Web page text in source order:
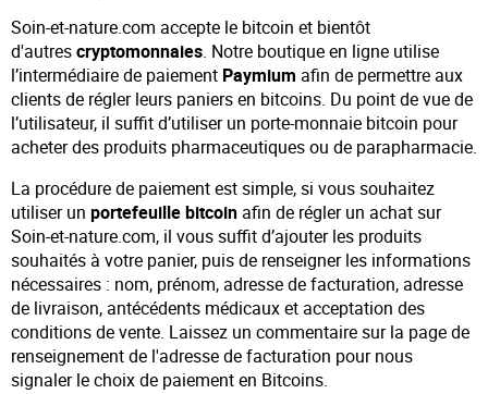
Soin-et-nature.com accepte le bitcoin et bientôt
d'autrescryptomonnaies. Notre boutique en ligne utilise
l’intermédiaire de paiement Paymium afin de permettre aux
clients de régler leurs paniers en bitcoins. Du point de vue de
l’utilisateur, il suffit d’utiliser un porte-monnaie bitcoin pour
acheter des produits pharmaceutiques ou de parapharmacie.
La procédure de paiement est simple, si vous souhaitez
utiliser un portefeuille bitcoin afin de régler un achat sur
Soin-et-nature.com, il vous suffit d’ajouter les produits
souhaités à votre panier, puis de renseigner les informations
nécessaires : nom, prénom, adresse de facturation, adresse
de livraison, antécédents médicaux et acceptation des
conditions de vente. Laissez un commentaire sur la page de
renseignement de l'adresse de facturation pour nous
signaler le choix de paiement en Bitcoins.